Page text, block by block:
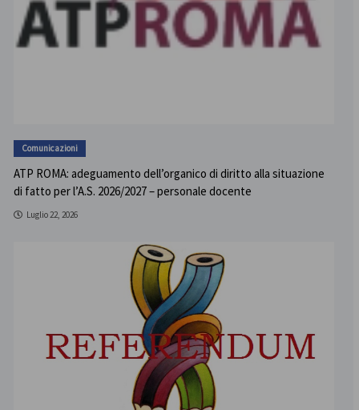
Comunicazioni
ATP ROMA: adeguamento dell’organico di diritto alla situazione
di fatto per l’A.S. 2026/2027 – personale docente
Luglio 22, 2026